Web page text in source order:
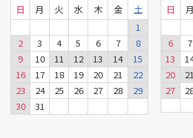
日 月 火 水 木 金
土
1
2
3 4 5 6 7
8
9
10 11 12 13 14
15
16
17 18 19 20 21
22
23
24 25 26 27 28
29
30
31
日 月
6
7
13
20
21
27